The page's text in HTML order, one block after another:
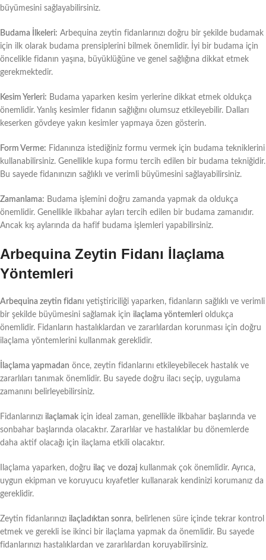
büyümesini sağlayabilirsiniz.
Budama İlkeleri: Arbequina zeytin fidanlarınızı doğru bir şekilde budamak
için ilk olarak budama prensiplerini bilmek önemlidir. İyi bir budama için
öncelikle fidanın yaşına, büyüklüğüne ve genel sağlığına dikkat etmek
gerekmektedir.
Kesim Yerleri: Budama yaparken kesim yerlerine dikkat etmek oldukça
önemlidir. Yanlış kesimler fidanın sağlığını olumsuz etkileyebilir. Dalları
keserken gövdeye yakın kesimler yapmaya özen gösterin.
Form Verme: Fidanınıza istediğiniz formu vermek için budama tekniklerini
kullanabilirsiniz. Genellikle kupa formu tercih edilen bir budama tekniğidir.
Bu sayede fidanınızın sağlıklı ve verimli büyümesini sağlayabilirsiniz.
Zamanlama: Budama işlemini doğru zamanda yapmak da oldukça
önemlidir. Genellikle ilkbahar ayları tercih edilen bir budama zamanıdır.
Ancak kış aylarında da hafif budama işlemleri yapabilirsiniz.
Arbequina Zeytin Fidanı İlaçlama
Yöntemleri
Arbequina zeytin fidanı yetiştiriciliği yaparken, fidanların sağlıklı ve verimli
bir şekilde büyümesini sağlamak için ilaçlama yöntemleri oldukça
önemlidir. Fidanların hastalıklardan ve zararlılardan korunması için doğru
ilaçlama yöntemlerini kullanmak gereklidir.
İlaçlama yapmadan önce, zeytin fidanlarını etkileyebilecek hastalık ve
zararlıları tanımak önemlidir. Bu sayede doğru ilacı seçip, uygulama
zamanını belirleyebilirsiniz.
Fidanlarınızı ilaçlamak için ideal zaman, genellikle ilkbahar başlarında ve
sonbahar başlarında olacaktır. Zararlılar ve hastalıklar bu dönemlerde
daha aktif olacağı için ilaçlama etkili olacaktır.
Ilaçlama yaparken, doğru ilaç ve dozaj kullanmak çok önemlidir. Ayrıca,
uygun ekipman ve koruyucu kıyafetler kullanarak kendinizi korumanız da
gereklidir.
Zeytin fidanlarınızı ilaçladıktan sonra, belirlenen süre içinde tekrar kontrol
etmek ve gerekli ise ikinci bir ilaçlama yapmak da önemlidir. Bu sayede
fidanlarınızı hastalıklardan ve zararlılardan koruyabilirsiniz.